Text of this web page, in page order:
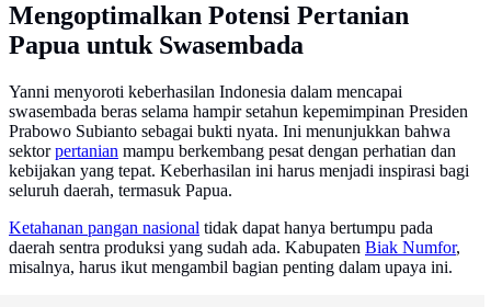
Mengoptimalkan Potensi Pertanian
Papua untuk Swasembada
Yanni menyoroti keberhasilan Indonesia dalam mencapai
swasembada beras selama hampir setahun kepemimpinan Presiden
Prabowo Subianto sebagai bukti nyata. Ini menunjukkan bahwa
sektorpertanian mampu berkembang pesat dengan perhatian dan
kebijakan yang tepat. Keberhasilan ini harus menjadi inspirasi bagi
seluruh daerah, termasuk Papua.
Ketahanan pangan nasional tidak dapat hanya bertumpu pada
daerah sentra produksi yang sudah ada. Kabupaten Biak Numfor,
misalnya, harus ikut mengambil bagian penting dalam upaya ini.